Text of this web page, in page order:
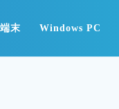
末 Windows PC